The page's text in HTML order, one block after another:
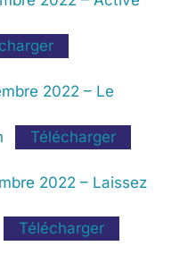
2022 – Le
Télécharger
2022 – Laissez
Télécharger